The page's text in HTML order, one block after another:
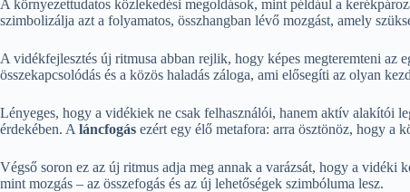
A környezettudatos közlekedési megoldások, mint például a
szimbolizálja azt a folyamatos, összhangban lévő mozgást, amely
A vidékfejlesztés új ritmusa abban rejlik, hogy képes megteremteni az
összekapcsolódás és a közös haladás záloga, ami elősegíti az olyan
Lényeges, hogy a vidékiek ne csak felhasználói, hanem aktív alakítói
érdekében. A láncfogás ezért egy élő metafora: arra ösztönöz, hogy a
Végső soron ez az új ritmus adja meg annak a varázsát, hogy a vidéki
mint mozgás – az összefogás és az új lehetőségek szimbóluma lesz.